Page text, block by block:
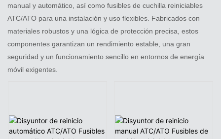
manual y automático, así como fusibles de cuchilla reiniciables
ATC/ATO para una instalación y uso flexibles. Fabricados con
materiales robustos y una lógica de protección precisa, estos
componentes garantizan un rendimiento estable, una gran
seguridad y un funcionamiento sencillo en entornos de energía
móvil exigentes.